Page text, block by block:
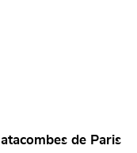
de Paris